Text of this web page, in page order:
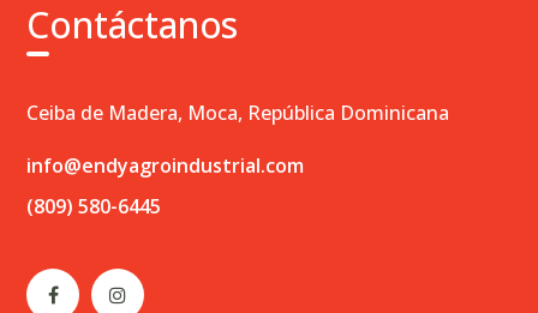
Contáctanos
Ceiba de Madera, Moca, República Dominicana
info@endyagroindustrial.com
(809) 580-6445